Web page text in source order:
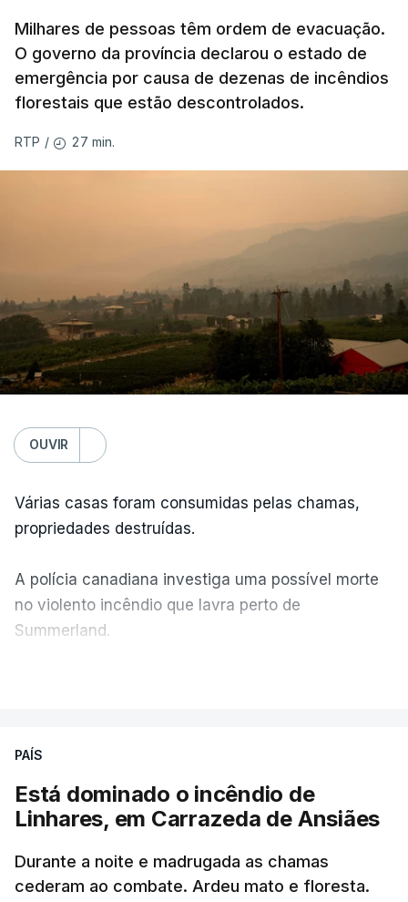
Milhares de pessoas têm ordem de evacuação.
O governo da província declarou o estado de
emergência por causa de dezenas de incêndios
florestais que estão descontrolados.
RTP / 27 min.
OUVIR
Várias casas foram consumidas pelas chamas,
propriedades destruídas.
A polícia canadiana investiga uma possível morte
no violento incêndio que lavra perto de
Summerland.
ERRO100
ERROR ON HTML5 MEDIA ELEMENT
ESTE CONTEÚDO ESTÁ NESTE
MOMENTO INDISPONÍVEL
PAÍS
Está dominado o incêndio de
Linhares, em Carrazeda de Ansiães
Durante a noite e madrugada as chamas
cederam ao combate. Ardeu mato e floresta.